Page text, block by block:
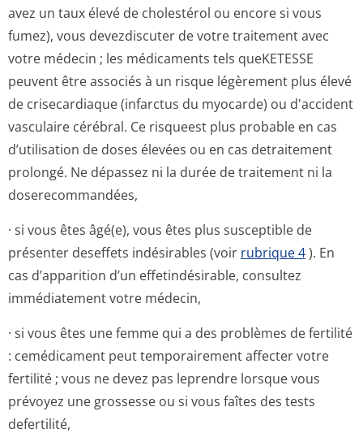
avez un taux élevé de cholestérol ou encore si vous
fumez), vous devezdiscuter de votre traitement avec
votre médecin ; les médicaments tels queKETESSE
peuvent être associés à un risque légèrement plus élevé
de crisecardiaque (infarctus du myocarde) ou d'accident
vasculaire cérébral. Ce risqueest plus probable en cas
d’utilisation de doses élevées ou en cas detraitement
prolongé. Ne dépassez ni la durée de traitement ni la
doserecommandées,
· si vous êtes âgé(e), vous êtes plus susceptible de
présenter deseffets indésirables (voir rubrique 4). En
cas d’apparition d’un effetindésirable, consultez
immédiatement votre médecin,
· si vous êtes une femme qui a des problèmes de fertilité
: cemédicament peut temporairement affecter votre
fertilité ; vous ne devez pas leprendre lorsque vous
prévoyez une grossesse ou si vous faîtes des tests
defertilité,